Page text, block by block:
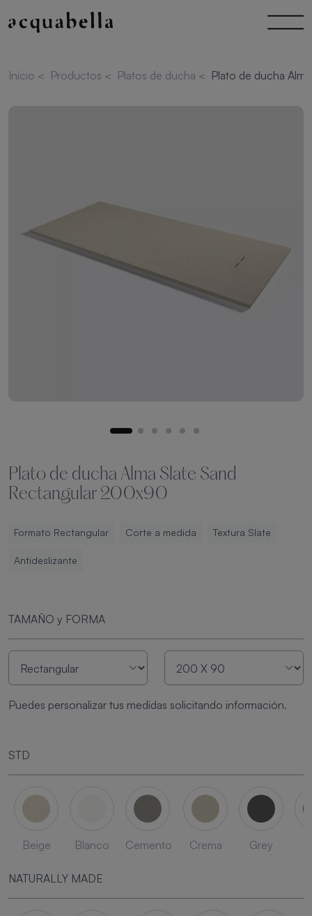
Inicio < Productos < Platos de ducha < Plato de ducha
Plato de ducha Alma Slate Sand
Rectangular 200x90
Formato Rectangular Corte a medida Textura Slate
Antideslizante
TAMAÑO y FORMA
Puedes personalizar tus medidas solicitando información.
STD
Beige Blanco Cemento Crema Grey
NATURALLY MADE